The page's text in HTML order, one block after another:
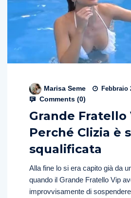
Marisa Seme Febbraio
Comments (0)
Grande Fratello
Perché Clizia è
squalificata
Alla fine lo si era capito già da
quando il Grande Fratello Vip
improvvisamente di